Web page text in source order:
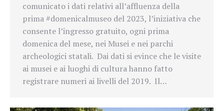
comunicato i dati relativi all’affluenza della
prima #domenicalmuseo del 2023, l’iniziativa che
consente l’ingresso gratuito, ogni prima
domenica del mese, nei Musei e nei parchi
archeologici statali. Dai dati si evince che le visite
ai musei e ai luoghi di cultura hanno fatto
registrare numeri ai livelli del 2019. Il…